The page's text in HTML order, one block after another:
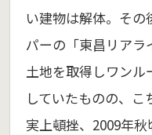
い建物は解体。そ
パーの「東昌リアラ
土地を取得しワン
していたものの、
実上頓挫、2009年